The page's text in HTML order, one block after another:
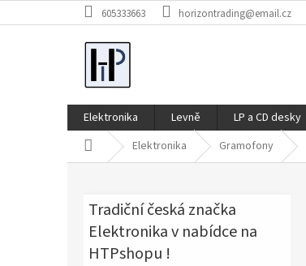
na
605333663 horizontrading@email.cz
Elektronika Levně LP a CD desky
Domů Elektronika Gramofony
Tradiční česká značka
Elektronika v nabídce na
HTPshopu !